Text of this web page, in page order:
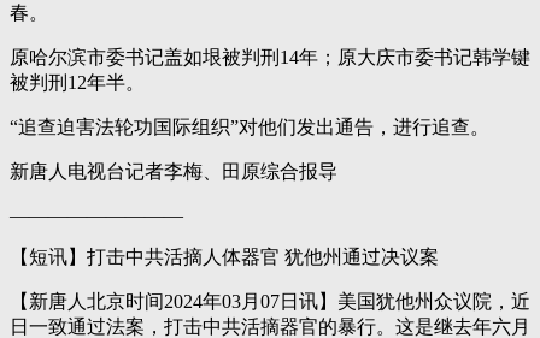
春。
原哈尔滨市委书记盖如垠被判刑14年；原大庆市委书记韩学键
被判刑12年半。
“追查迫害法轮功国际组织”对他们发出通告，进行追查。
新唐人电视台记者李梅、田原综合报导
—————————
【短讯】打击中共活摘人体器官 犹他州通过决议案
【新唐人北京时间2024年03月07日讯】美国犹他州众议院，近
日一致通过法案，打击中共活摘器官的暴行。这是继去年六月